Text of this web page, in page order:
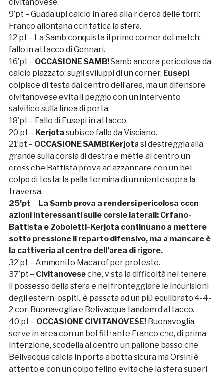
civitanovese.
9’pt – Guadalupi calcio in area alla ricerca delle torri:
Franco allontana con fatica la sfera.
12’pt – La Samb conquista il primo corner del match:
fallo in attacco di Gennari.
16’pt – OCCASIONE SAMB!Samb ancora pericolosa da
calcio piazzato: sugli sviluppi di un corner, Eusepi
colpisce di testa dal centro dell’area, ma un difensore
civitanovese evita il peggio con un intervento
salvifico sulla linea di porta.
18’pt – Fallo di Eusepi in attacco.
20’pt – Kerjota subisce fallo da Visciano.
21’pt – OCCASIONE SAMB! Kerjota si destreggia alla
grande sulla corsia di destra e mette al centro un
cross che Battista prova ad azzannare con un bel
colpo di testa: la palla termina di un niente sopra la
traversa.
25’pt – La Samb prova a rendersi pericolosa ccon
azioni interessanti sulle corsie laterali: Orfano-
Battista e Zoboletti-Kerjota continuano a mettere
sotto pressione il reparto difensivo, ma a mancare è
la cattiveria al centro dell’area di rigore.
32’pt – Ammonito Macarof per proteste.
37’pt – Civitanoveseche, vista la difficoltà nel tenere
il possesso della sfera e nel fronteggiare le incurisioni
degli esterni ospiti., è passata ad un più equlibrato 4-4-
2 con Buonavoglia e Belivacqua tandem d’attacco.
40’pt – OCCASIONE CIVITANOVESE!Buonavoglia
serve in area con un bel filtrante Franco che, di prima
intenzione, scodella al centro un pallone basso che
Belivacqua calcia in porta a botta sicura ma Orsini è
attento e con un colpo felino evita che la sfera superi